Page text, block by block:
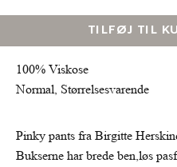
TILFØJ TIL
100% Viskose
Normal, Størrelsesvarende
Pinky pants fra Birgitte
Bukserne har brede ben,løs